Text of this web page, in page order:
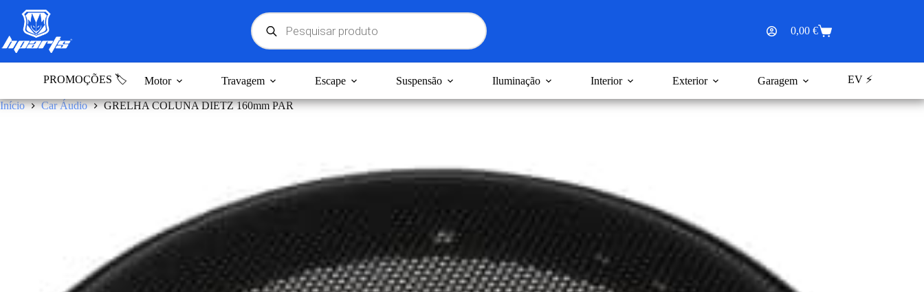
conteúdo
Products
search
Carrinho
compras
0,00 €
PROMOÇÕES 🏷️ Motor Travagem Escape Suspensão Iluminação Interior Exterior Garagem EV ⚡
Início Car Áudio GRELHA COLUNA DIETZ 160mm PAR